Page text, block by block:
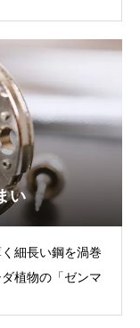
い
細長い鋼を渦巻
植物の「ゼンマ